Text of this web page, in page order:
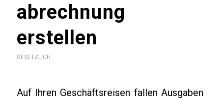
abrechnung
erstellen
GESETZLICH
Auf Ihren Geschäftsreisen fallen Ausgaben